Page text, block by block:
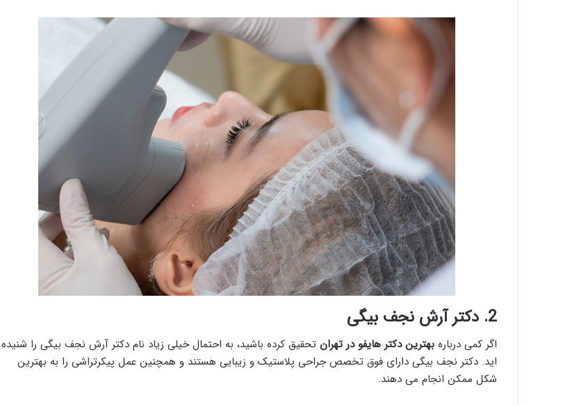
2. دکتر آرش نجف بیگی
اگر کمی درباره بهترین دکتر هایفو در تهران تحقیق کرده باشید، به احتمال خیلی زیاد نام دکتر آرش نجف بیگی را شنیده
اید. دکتر نجف بیگی دارای فوق تخصص جراحی پلاستیک و زیبایی هستند و همچنین عمل پیکرتراشی را به بهترین
شکل ممکن انجام می دهند.